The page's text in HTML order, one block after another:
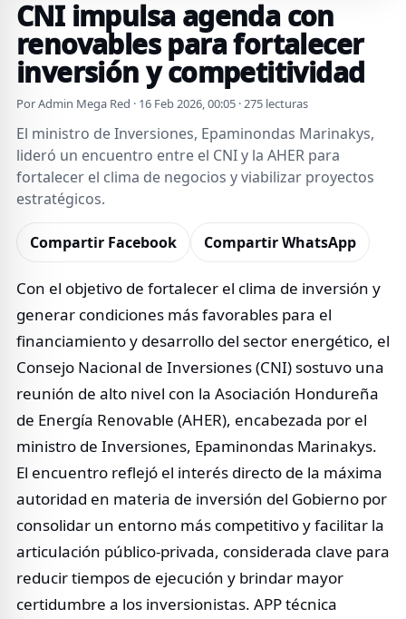
CNI impulsa agenda con
renovables para fortalecer
inversión y competitividad
Por Admin Mega Red · 16 Feb 2026, 00:05 · 275 lecturas
El ministro de Inversiones, Epaminondas Marinakys,
lideró un encuentro entre el CNI y la AHER para
fortalecer el clima de negocios y viabilizar proyectos
estratégicos.
Compartir Facebook Compartir WhatsApp
Con el objetivo de fortalecer el clima de inversión y
generar condiciones más favorables para el
financiamiento y desarrollo del sector energético, el
Consejo Nacional de Inversiones (CNI) sostuvo una
reunión de alto nivel con la Asociación Hondureña
de Energía Renovable (AHER), encabezada por el
ministro de Inversiones, Epaminondas Marinakys.
El encuentro reflejó el interés directo de la máxima
autoridad en materia de inversión del Gobierno por
consolidar un entorno más competitivo y facilitar la
articulación público-privada, considerada clave para
reducir tiempos de ejecución y brindar mayor
certidumbre a los inversionistas. APP técnica